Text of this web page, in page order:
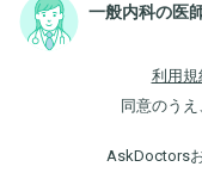
一般内科の医
利用規
同意のう
AskDoctors